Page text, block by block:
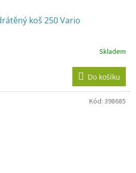
koš 250 Vario
Skladem
Do košíku
Kód: 398685